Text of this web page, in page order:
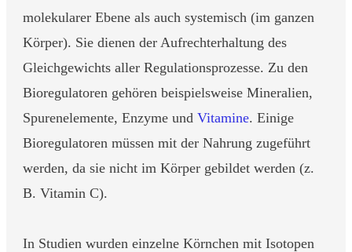
molekularer Ebene als auch systemisch (im ganzen
Körper). Sie dienen der Aufrechterhaltung des
Gleichgewichts aller Regulationsprozesse. Zu den
Bioregulatoren gehören beispielsweise Mineralien,
Spurenelemente, Enzyme und Vitamine. Einige
Bioregulatoren müssen mit der Nahrung zugeführt
werden, da sie nicht im Körper gebildet werden (z.
B. Vitamin C).
In Studien wurden einzelne Körnchen mit Isotopen